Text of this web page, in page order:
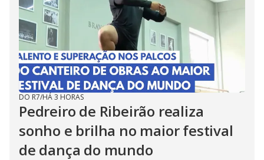
DO R7/HÁ 3 HORAS
Pedreiro de Ribeirão realiza
sonho e brilha no maior festival
de dança do mundo